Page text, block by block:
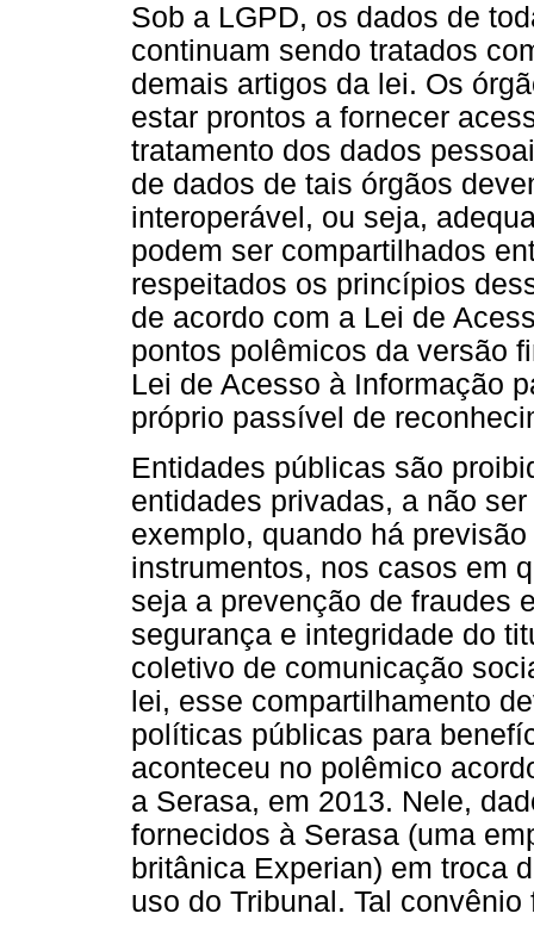
Sob a LGPD, os dados de
continuam sendo tratados
demais artigos da lei. Os
estar prontos a fornecer
tratamento dos dados
de dados de tais órgãos
interoperável, ou seja,
podem ser compartilhados
respeitados os princípios
de acordo com a Lei de
pontos polêmicos da versão
Lei de Acesso à Informação
próprio passível de
Entidades públicas são
entidades privadas, a não
exemplo, quando há
instrumentos, nos casos em
seja a prevenção de fraudes
segurança e integridade do
coletivo de comunicação
lei, esse compartilhamento
políticas públicas para
aconteceu no polêmico
a Serasa, em 2013. Nele,
fornecidos à Serasa (uma
britânica Experian) em troca
uso do Tribunal. Tal